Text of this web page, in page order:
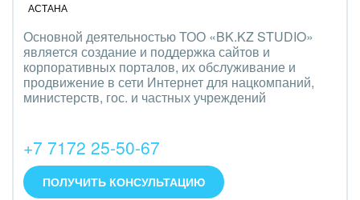
АСТАНА
Основной деятельностью ТОО «BK.KZ STUDIO»
является создание и поддержка сайтов и
корпоративных порталов, их обслуживание и
продвижение в сети Интернет для нацкомпаний,
министерств, гос. и частных учреждений
+7 7172 25-50-67
ПОЛУЧИТЬ КОНСУЛЬТАЦИЮ